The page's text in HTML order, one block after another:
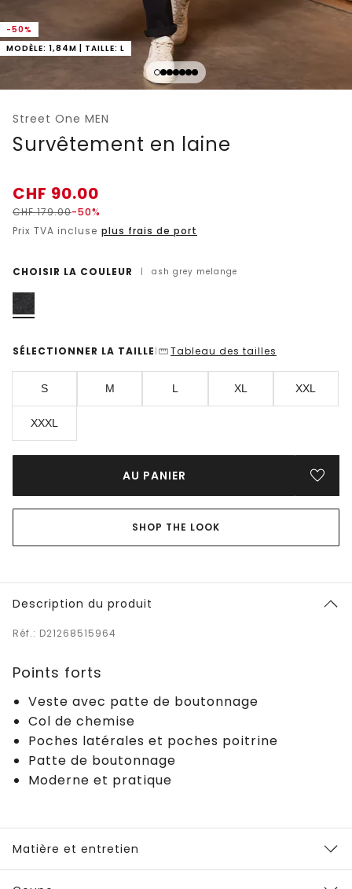
-50%
MODÈLE: 1,84M | TAILLE: L
Street One MEN
Survêtement en laine
CHF 90.00
CHF179.00-50%
Prix TVA incluse plus frais de port
CHOISIR LA COULEUR | ash grey melange
SÉLECTIONNER LA TAILLE | Tableau des tailles
S M L XL XXL
XXXL
AU PANIER
SHOP THE LOOK
Description du produit
Réf.: D21268515964
Points forts
Veste avec patte de boutonnage
Col de chemise
Poches latérales et poches poitrine
Patte de boutonnage
Moderne et pratique
Matière et entretien